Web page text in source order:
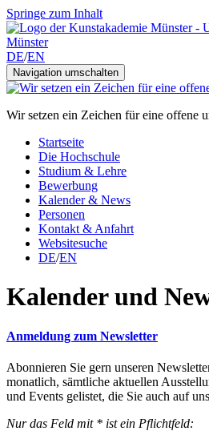
Springe zum Inhalt
DE/EN
Navigation umschalten
Wir setzen ein Zeichen für eine offene
Startseite
Die Hochschule
Studium & Lehre
Bewerbung
Kalender & News
Personen
Kontakt & Anfahrt
Websitesuche
DE/EN
Kalender und
Anmeldung zum Newsletter
Abonnieren Sie gern unseren
monatlich, sämtliche aktuellen
und Events gelistet, die Sie auch auf
Nur das Feld mit * ist ein Pflichtfeld: